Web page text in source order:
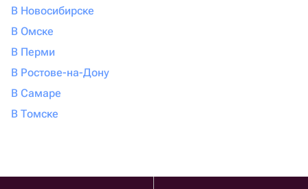
В Новосибирске
В Омске
В Перми
В Ростове-на-Дону
В Самаре
В Томске